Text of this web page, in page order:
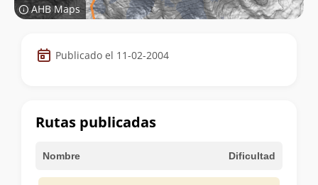
AHB Maps
Datos
de
cumbre
Publicado el 11-02-2004
Rutas publicadas
Nombre Dificultad